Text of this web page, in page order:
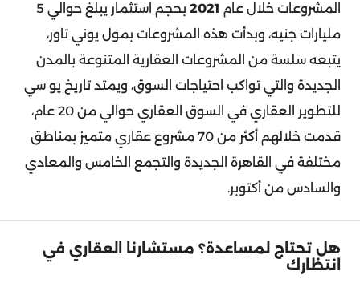
المشروعات خلال عام 2021
بحجم استثمار يبلغ حوالي 5
مليارات جنيه، وبدأت هذه المشروعات بمول يوني تاور،
يتبعه سلسة من المشروعات العقارية المتنوعة بالمدن
الجديدة والتي تواكب احتياجات السوق، ويمتد تاريخ يو سي
للتطوير العقاري في السوق العقاري حوالي من 20 عام،
قدمت خلالهم أكثر من 70 مشروع عقاري متميز بمناطق
مختلفة في القاهرة الجديدة والتجمع الخامس والمعادي
والسادس من أكتوبر.
هل تحتاج لمساعدة؟ مستشارنا العقاري في
انتظارك